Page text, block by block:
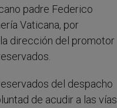
padre Federico
Vaticana, por
dirección del promotor
del despacho
de acudir a las vías